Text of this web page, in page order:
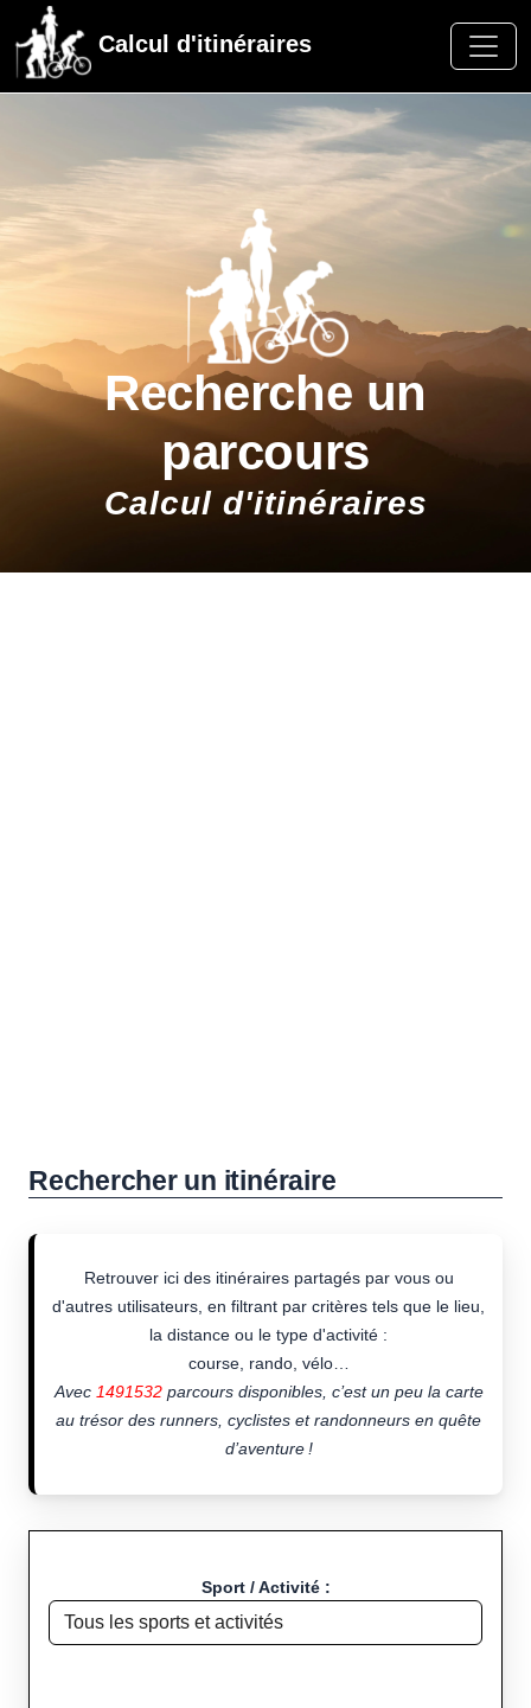
Calcul d'itinéraires
Recherche un
parcours
Calcul d'itinéraires
Rechercher un itinéraire
Retrouver ici des itinéraires partagés par vous ou
d'autres utilisateurs, en filtrant par critères tels que le lieu,
la distance ou le type d'activité :
course, rando, vélo…
Avec 1491532parcours disponibles, c’est un peu la carte
au trésor des runners, cyclistes et randonneurs en quête
d’aventure !
Sport / Activité :